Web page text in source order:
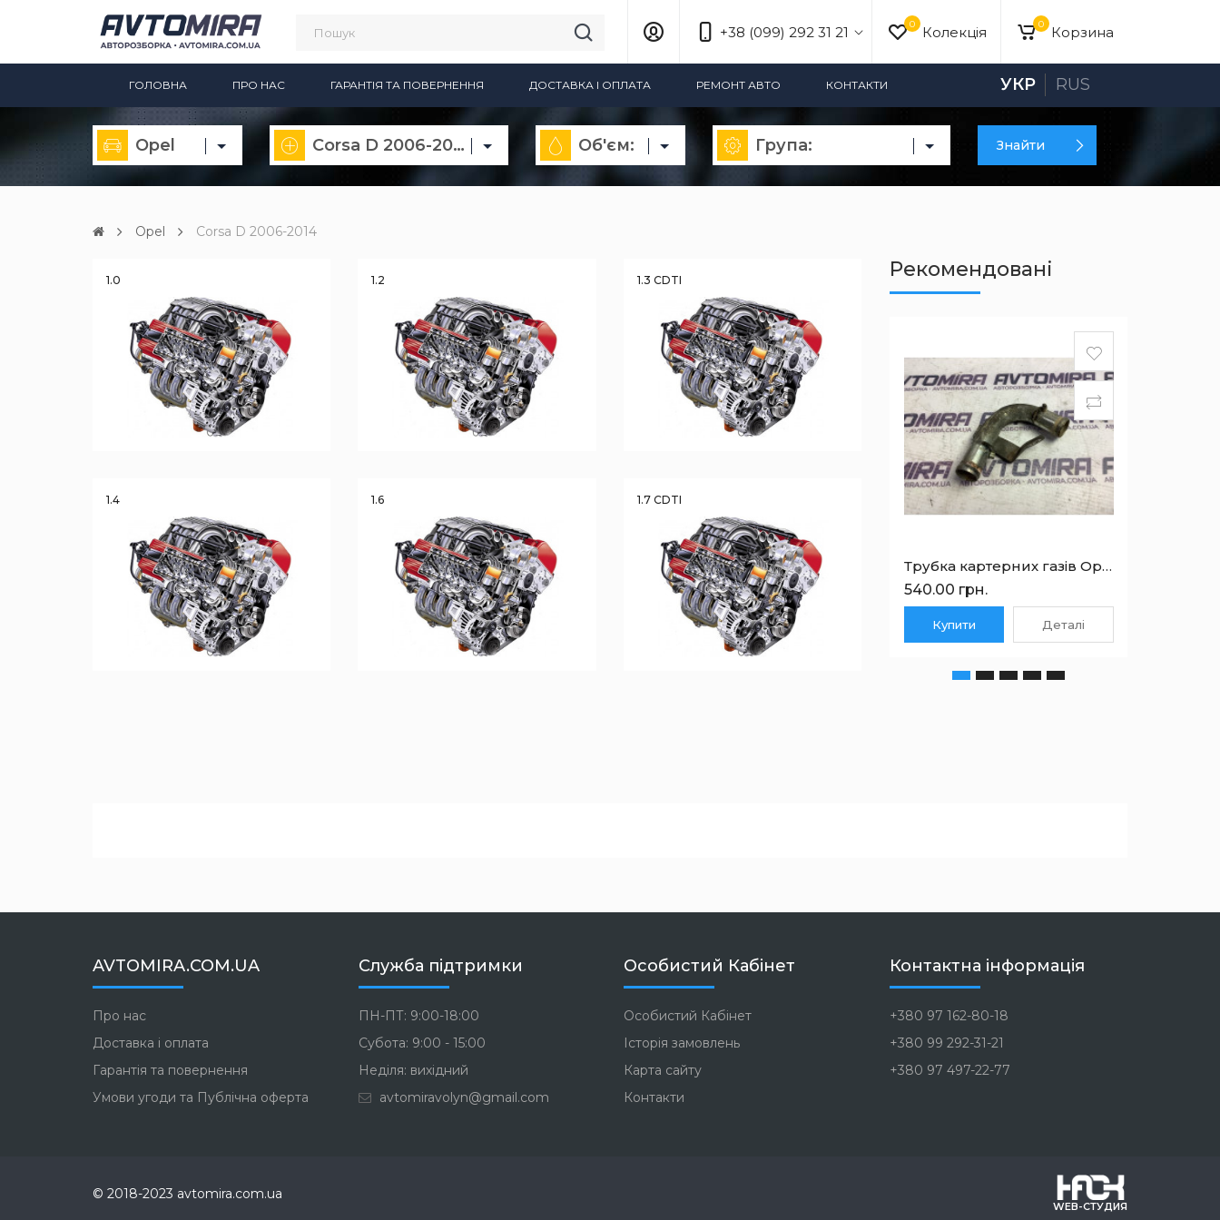
0 Корзина
+38 (099) 292 31 21 0 Колекція
ГОЛОВНА ПРО НАС ГАРАНТІЯ ТА ПОВЕРНЕННЯ ДОСТАВКА І ОПЛАТА РЕМОНТ АВТО КОНТАКТИ УКР RUS
Opel Corsa D 2006-2014 Об'єм: Група: Знайти
Opel Corsa D 2006-2014
1.0 1.2 1.3 CDTI
1.4 1.6 1.7 CDTI
Рекомендовані
Трубка картерних газів Opel Corsa D 1.3 CDTI 2006-2014 5851407
540.00 грн.
Купити Деталі
AVTOMIRA.COM.UA
Про нас
Доставка і оплата
Гарантія та повернення
Умови угоди та Публічна оферта
Служба підтримки
ПН-ПТ: 9:00-18:00
Субота: 9:00 - 15:00
Неділя: вихідний
avtomiravolyn@gmail.com
Особистий Кабінет
Особистий Кабінет
Історія замовлень
Карта сайту
Контакти
Контактна інформація
+380 97 162-80-18
+380 99 292-31-21
+380 97 497-22-77
© 2018-2023 avtomira.com.ua
WEB-СТУДИЯ